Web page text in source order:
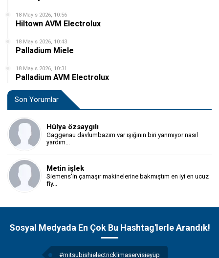
18 Mayıs 2026, 10:56
Hiltown AVM Electrolux
18 Mayıs 2026, 10:43
Palladium Miele
18 Mayıs 2026, 10:31
Palladium AVM Electrolux
Son Yorumlar
Hülya özsaygılı
Gaggenau davlumbazım var ışığının biri yanmıyor nasıl
yardım...
Metin işlek
Siemens'in çamaşır makinelerine bakmıştım en iyi en ucuz
fiy...
Sosyal Medyada En Çok Bu Hashtag'lerle Arandık!
#mitsubishielectricklimaservisieyüp